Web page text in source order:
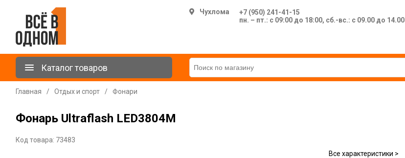
Чухлома
+7 (950) 241-41-15
пн. – пт.: с 09:00 до 18:00, сб.-вс.: с 09.00 до 14.00
Каталог товаров
Главная / Отдых и спорт / Фонари
Фонарь Ultraflash LED3804M
Код товара: 73483
Все характеристики >